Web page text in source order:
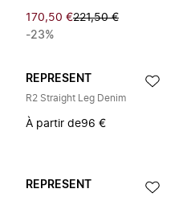
170,50 €221,50 €
-23%
REPRESENT
R2 Straight Leg Denim
À partir de96 €
REPRESENT